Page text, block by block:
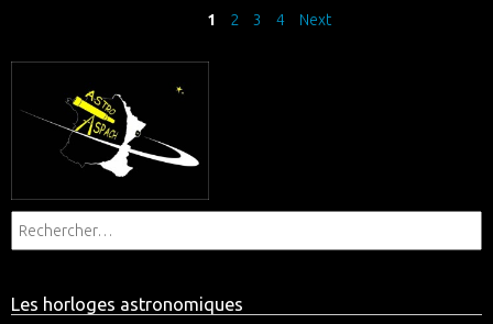
1 2 3 4 Next
Les horloges astronomiques